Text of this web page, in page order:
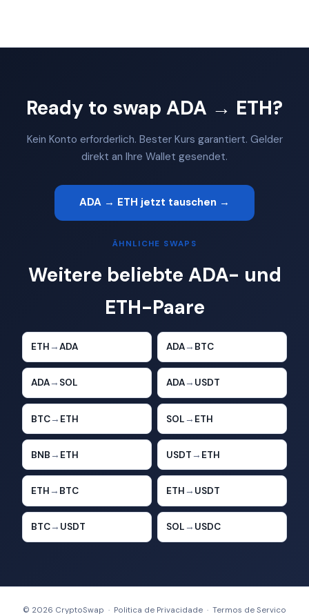
Ready to swap ADA → ETH?
Kein Konto erforderlich. Bester Kurs garantiert. Gelder
direkt an Ihre Wallet gesendet.
ADA → ETH jetzt tauschen →
ÄHNLICHE SWAPS
Weitere beliebte ADA- und
ETH-Paare
ETH →ADA ADA→ BTC
ADA→ SOL ADA→ USDT
BTC→ ETH SOL → ETH
BNB → ETH USDT → ETH
ETH → BTC ETH → USDT
BTC→ USDT SOL → USDC
© 2026 CryptoSwap · Politica de Privacidade · Termos de Servico